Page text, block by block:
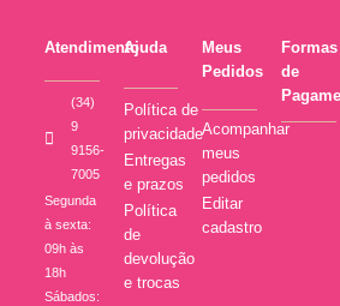
Atendimento
(34)
9
9156-
7005
Segunda
à sexta:
09h às
18h
Sábados:
Ajuda
Política de
privacidade
Entregas
e prazos
Política
de
devolução
e trocas
Meus
Pedidos
Acompanhar
meus
pedidos
Editar
cadastro
Formas
de